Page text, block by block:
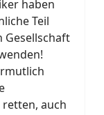
haben
Teil
Gesellschaft
auch